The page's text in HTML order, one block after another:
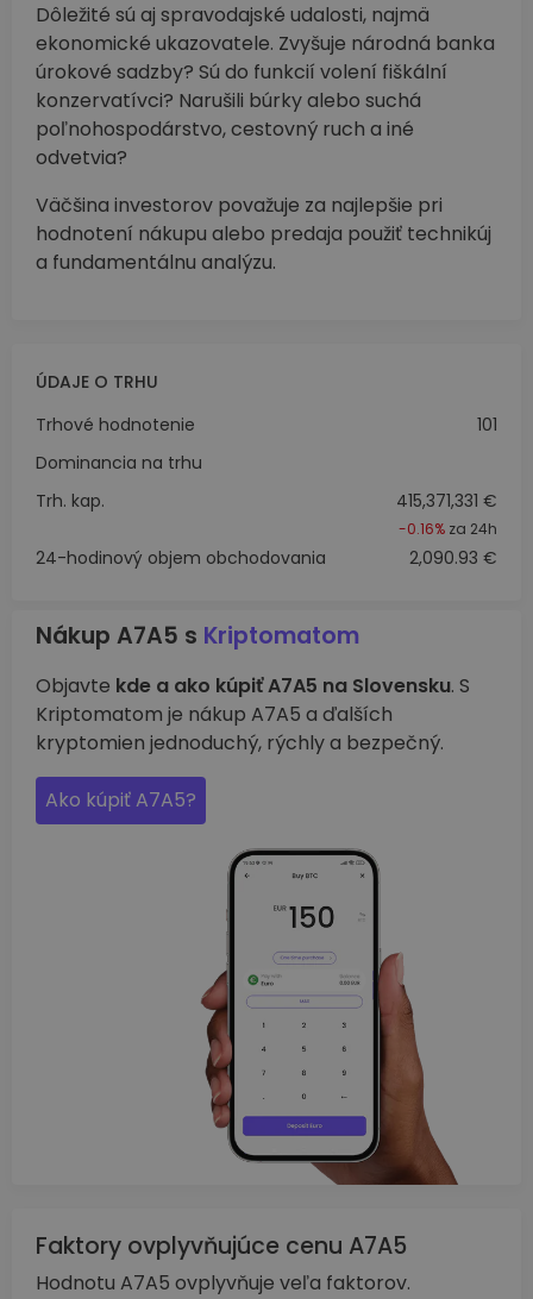
Dôležité sú aj spravodajské udalosti, najmä
ekonomické ukazovatele. Zvyšuje národná banka
úrokové sadzby? Sú do funkcií volení fiškální
konzervatívci? Narušili búrky alebo suchá
poľnohospodárstvo, cestovný ruch a iné
odvetvia?
Väčšina investorov považuje za najlepšie pri
hodnotení nákupu alebo predaja použiť technikúj
a fundamentálnu analýzu.
ÚDAJE O TRHU
Trhové hodnotenie
101
Dominancia na trhu
Trh. kap.
415,371,331 €
-0.16% za 24h
24-hodinový objem obchodovania 2,090.93 €
Nákup A7A5 s Kriptomatom
Objavte kde a ako kúpiť A7A5 na Slovensku. S
Kriptomatom je nákup A7A5 a ďalších
kryptomien jednoduchý, rýchly a bezpečný.
Ako kúpiť A7A5?
Faktory ovplyvňujúce cenu A7A5
Hodnotu A7A5 ovplyvňuje veľa faktorov.